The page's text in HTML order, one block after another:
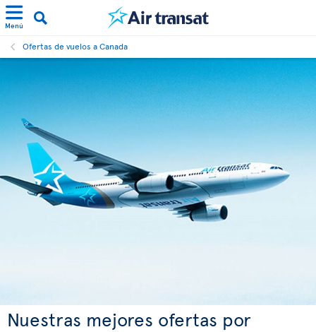
Menú
Ofertas de vuelos a Canada
Nuestras mejores ofertas por